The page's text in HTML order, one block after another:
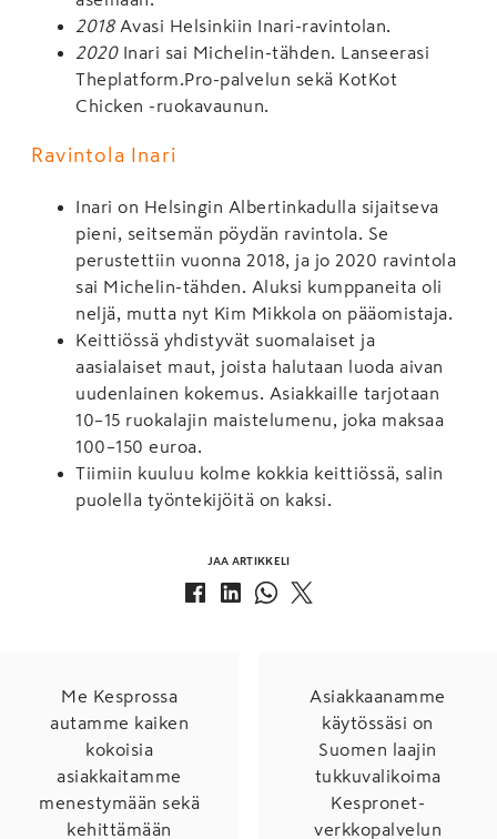
2018Avasi Helsinkiin Inari-ravintolan.
2020Inari sai Michelin-tähden. Lanseerasi
Theplatform.Pro-palvelun sekä KotKot
Chicken -ruokavaunun.
Ravintola Inari
Inari on Helsingin Albertinkadulla sijaitseva
pieni, seitsemän pöydän ravintola. Se
perustettiin vuonna 2018, ja jo 2020 ravintola
sai Michelin-tähden. Aluksi kumppaneita oli
neljä, mutta nyt Kim Mikkola on pääomistaja.
Keittiössä yhdistyvät suomalaiset ja
aasialaiset maut, joista halutaan luoda aivan
uudenlainen kokemus. Asiakkaille tarjotaan
10–15 ruokalajin maistelumenu, joka maksaa
100–150 euroa.
Tiimiin kuuluu kolme kokkia keittiössä, salin
puolella työntekijöitä on kaksi.
JAA ARTIKKELI
Me Kesprossa
autamme kaiken
kokoisia
asiakkaitamme
menestymään sekä
kehittämään
Asiakkaanamme
käytössäsi on
Suomen laajin
tukkuvalikoima
Kespronet-
verkkopalvelun